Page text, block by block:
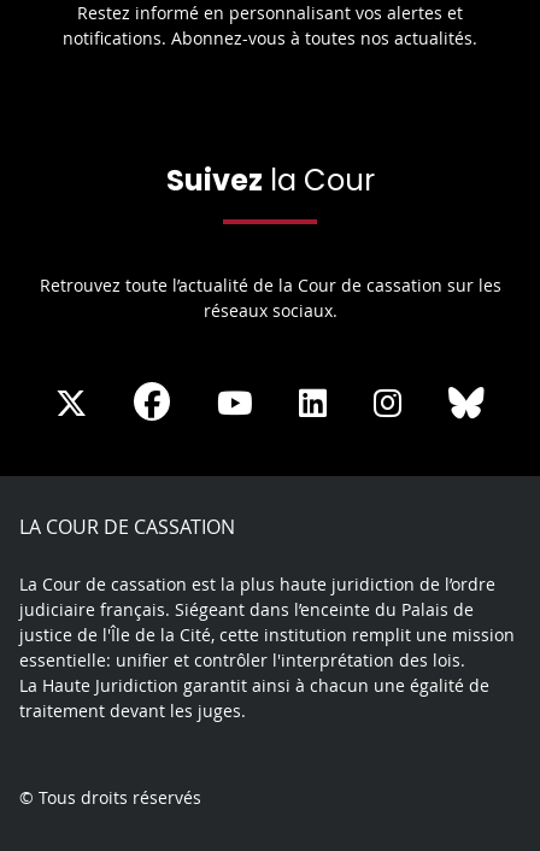
Restez informé en personnalisant vos alertes et
notifications. Abonnez-vous à toutes nos actualités.
Suivez la Cour
Retrouvez toute l’actualité de la Cour de cassation sur les
réseaux sociaux.
Share
X
Share
Facebook
Share
Youtube
Share
LinkedIn
Share
Instagram
LA COUR DE CASSATION
La Cour de cassation est la plus haute juridiction de l’ordre
judiciaire français. Siégeant dans l’enceinte du Palais de
justice de l'Île de la Cité, cette institution remplit une mission
essentielle: unifier et contrôler l'interprétation des lois.
La Haute Juridiction garantit ainsi à chacun une égalité de
traitement devant les juges.
© Tous droits réservés